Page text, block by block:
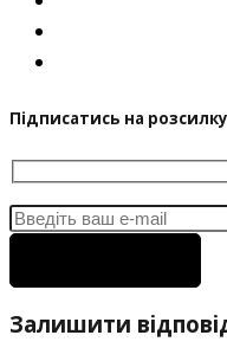
Підписатись на розсилку
Залишити